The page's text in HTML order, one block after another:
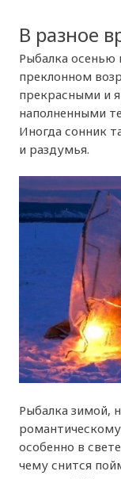
В разное
Рыбалка осенью
преклонном
прекрасными и
наполненными
Иногда сонник
и раздумья.
Рыбалка зимой,
особенно в
чему снится